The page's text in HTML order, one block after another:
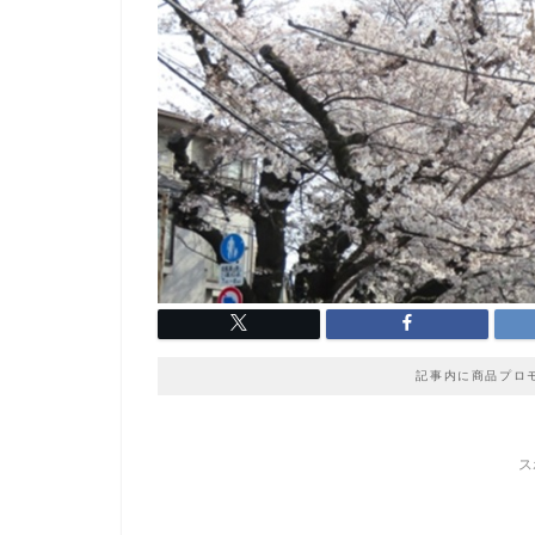
記事内に商品プロ